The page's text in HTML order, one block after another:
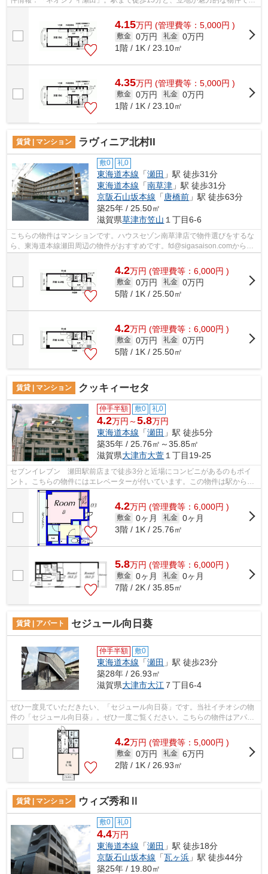
4.15万円 (管理費等：5,000円 )
敷金 0万円 礼金 0万円
1階 / 1K / 23.10㎡
4.35万円 (管理費等：5,000円 )
敷金 0万円 礼金 0万円
1階 / 1K / 23.10㎡
賃貸 | マンション ラヴィニア北村II
敷0 礼0
東海道本線 「瀬田 」駅 徒歩31分
東海道本線 「南草津 」駅 徒歩31分
京阪石山坂本線 「 唐橋前 」駅 徒歩63分
築25年 / 25.50㎡
滋賀県草津市笠山 １丁目6-6
こちらの物件はマンションです。ハウスセゾン南草津店で物件選びをするな
ら、東海道本線瀬田周辺の物件がおすすめです。fd@sigasaison.comからい
4.2万円 (管理費等：6,000円 )
敷金 0万円 礼金 0万円
5階 / 1K / 25.50㎡
4.2万円 (管理費等：6,000円 )
敷金 0万円 礼金 0万円
5階 / 1K / 25.50㎡
賃貸 | マンション クッキィーセタ
仲手半額 敷0 礼0
4.2万円～5.8万円
東海道本線 「瀬田 」駅 徒歩5分
築35年 / 25.76㎡～35.85㎡
滋賀県大津市大萱 １丁目19-25
セブンイレブン 瀬田駅前店まで徒歩3分と近場にコンビニがあるのもポイ
ント。こちらの物件にはエレベーターが付いています。この物件は駅から徒
歩5分のマンションです。造りとデザイ...
4.2万円 (管理費等：6,000円 )
敷金 0ヶ月 礼金 0ヶ月
3階 / 1K / 25.76㎡
5.8万円 (管理費等：6,000円 )
敷金 0ヶ月 礼金 0ヶ月
7階 / 2K / 35.85㎡
賃貸 | アパート セジュール向日葵
仲手半額 敷0
東海道本線 「瀬田 」駅 徒歩23分
築28年 / 26.93㎡
滋賀県大津市大江 ７丁目6-4
ぜひ一度見ていただきたい、「セジュール向日葵」です。当社イチオシの物
件の「セジュール向日葵」。ぜひ一度ご覧ください。こちらの物件はアパー
トです。駅から近い物件をお探しの方...
4.2万円 (管理費等：5,000円 )
敷金 0万円 礼金 6万円
2階 / 1K / 26.93㎡
賃貸 | マンション ウィズ秀和Ⅱ
敷0 礼0
4.4万円
東海道本線 「瀬田 」駅 徒歩18分
京阪石山坂本線 「瓦ヶ浜 」駅 徒歩44分
築25年 / 19.80㎡